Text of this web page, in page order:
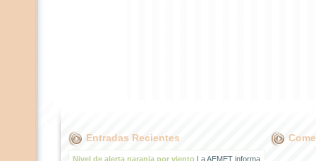
Entradas Recientes
Nivel de alerta naranja por vientoLa AEMET informa